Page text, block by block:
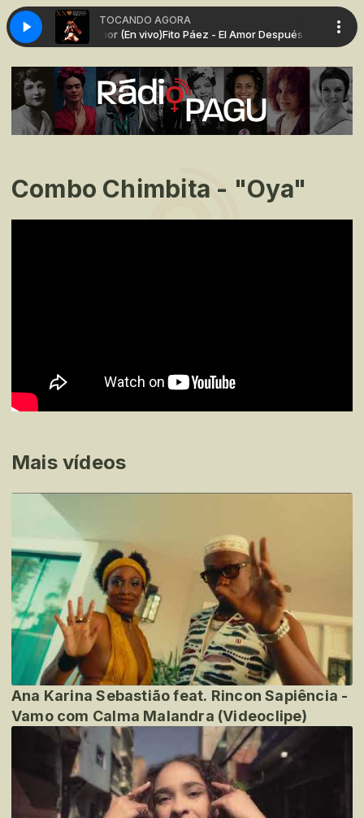
TOCANDO AGORA
Después Del Amor (En vivo)Fito Páez - El Amor Después Del Amor (En
Combo Chimbita - "Oya"
Mais vídeos
Ana Karina Sebastião feat. Rincon Sapiência -
Vamo com Calma Malandra (Videoclipe)